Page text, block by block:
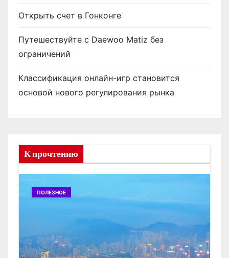
Открыть счет в Гонконге
Путешествуйте с Daewoo Matiz без
ограничений
Классификация онлайн-игр становится
основой нового регулирования рынка
К прочтению
ПОЛЕЗНОЕ